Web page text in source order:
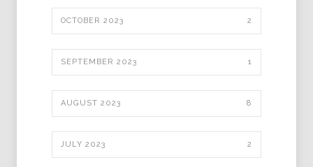
OCTOBER 2023 2
SEPTEMBER 2023 1
AUGUST 2023 8
JULY 2023 2